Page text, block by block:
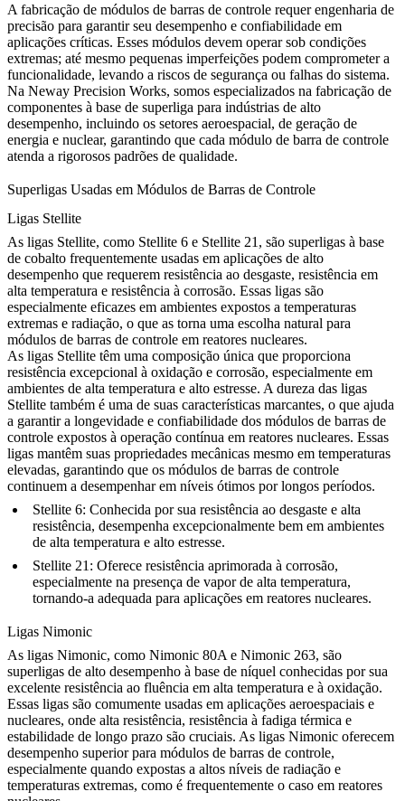
A fabricação de módulos de barras de controle requer engenharia de
precisão para garantir seu desempenho e confiabilidade em
aplicações críticas. Esses módulos devem operar sob condições
extremas; até mesmo pequenas imperfeições podem comprometer a
funcionalidade, levando a riscos de segurança ou falhas do sistema.
Na Neway Precision Works, somos especializados na fabricação de
componentes à base de superliga para indústrias de alto
desempenho, incluindo os setores aeroespacial, de geração de
energia e nuclear, garantindo que cada módulo de barra de controle
atenda a rigorosos padrões de qualidade.
Superligas Usadas em Módulos de Barras de Controle
Ligas Stellite
As ligas Stellite, como Stellite 6 e Stellite 21, são superligas à base
de cobalto frequentemente usadas em aplicações de alto
desempenho que requerem resistência ao desgaste, resistência em
alta temperatura e resistência à corrosão. Essas ligas são
especialmente eficazes em ambientes expostos a temperaturas
extremas e radiação, o que as torna uma escolha natural para
módulos de barras de controle em reatores nucleares.
As ligas Stellite têm uma composição única que proporciona
resistência excepcional à oxidação e corrosão, especialmente em
ambientes de alta temperatura e alto estresse. A dureza das ligas
Stellite também é uma de suas características marcantes, o que ajuda
a garantir a longevidade e confiabilidade dos módulos de barras de
controle expostos à operação contínua em reatores nucleares. Essas
ligas mantêm suas propriedades mecânicas mesmo em temperaturas
elevadas, garantindo que os módulos de barras de controle
continuem a desempenhar em níveis ótimos por longos períodos.
Stellite 6: Conhecida por sua resistência ao desgaste e alta
resistência, desempenha excepcionalmente bem em ambientes
de alta temperatura e alto estresse.
Stellite 21 : Oferece resistência aprimorada à corrosão,
especialmente na presença de vapor de alta temperatura,
tornando-a adequada para aplicações em reatores nucleares.
Ligas Nimonic
As ligas Nimonic, como Nimonic 80A e Nimonic 263, são
superligas de alto desempenho à base de níquel conhecidas por sua
excelente resistência ao fluência em alta temperatura e à oxidação.
Essas ligas são comumente usadas em aplicações aeroespaciais e
nucleares, onde alta resistência, resistência à fadiga térmica e
estabilidade de longo prazo são cruciais. As ligas Nimonic oferecem
desempenho superior para módulos de barras de controle,
especialmente quando expostas a altos níveis de radiação e
temperaturas extremas, como é frequentemente o caso em reatores